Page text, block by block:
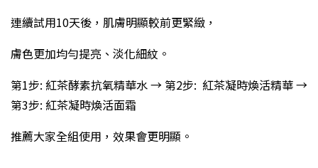
連續試用10天後，肌膚明顯較前更緊緻，
膚色更加均勻提亮、淡化細紋。
第1步: 紅茶酵素抗氧精華水 → 第2步: 紅茶凝時煥活精華 →
第3步: 紅茶凝時煥活面霜
推薦大家全組使用，效果會更明顯。